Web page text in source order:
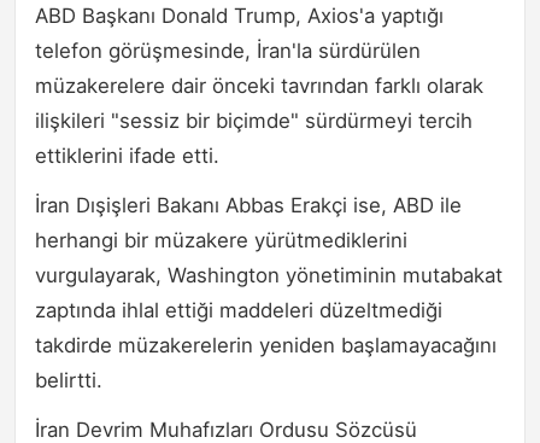
ABD Başkanı Donald Trump, Axios'a yaptığı
telefon görüşmesinde, İran'la sürdürülen
müzakerelere dair önceki tavrından farklı olarak
ilişkileri "sessiz bir biçimde" sürdürmeyi tercih
ettiklerini ifade etti.
İran Dışişleri Bakanı Abbas Erakçi ise, ABD ile
herhangi bir müzakere yürütmediklerini
vurgulayarak, Washington yönetiminin mutabakat
zaptında ihlal ettiği maddeleri düzeltmediği
takdirde müzakerelerin yeniden başlamayacağını
belirtti.
İran Devrim Muhafızları Ordusu Sözcüsü